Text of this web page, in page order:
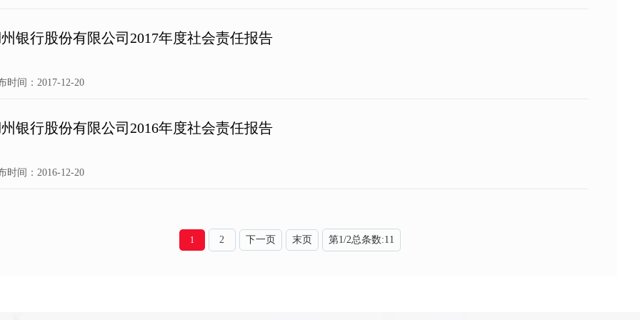
银行股份有限公司2017年度社会责任报告
时间：2017-12-20
银行股份有限公司2016年度社会责任报告
时间：2016-12-20
1 2 下一页 末页 第1/2总条数:11